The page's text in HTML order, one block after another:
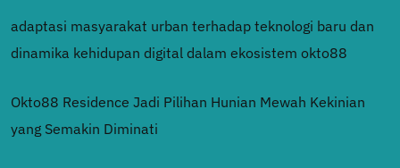
adaptasi masyarakat urban terhadap teknologi baru dan
dinamika kehidupan digital dalam ekosistem okto88
Okto88 Residence Jadi Pilihan Hunian Mewah Kekinian
yang Semakin Diminati